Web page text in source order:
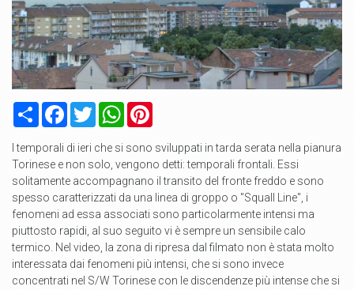
CondividiFacebook
TwitterWhatsApp
I temporali di ieri che si sono sviluppati in tarda serata nella pianura
Torinese e non solo, vengono detti: temporali frontali. Essi
solitamente accompagnano il transito del fronte freddo e sono
spesso caratterizzati da una linea di groppo o "Squall Line", i
fenomeni ad essa associati sono particolarmente intensi ma
piuttosto rapidi, al suo seguito vi è sempre un sensibile calo
termico. Nel video, la zona di ripresa dal filmato non è stata molto
interessata dai fenomeni più intensi, che si sono invece
concentrati nel S/W Torinese con le discendenze più intense che si